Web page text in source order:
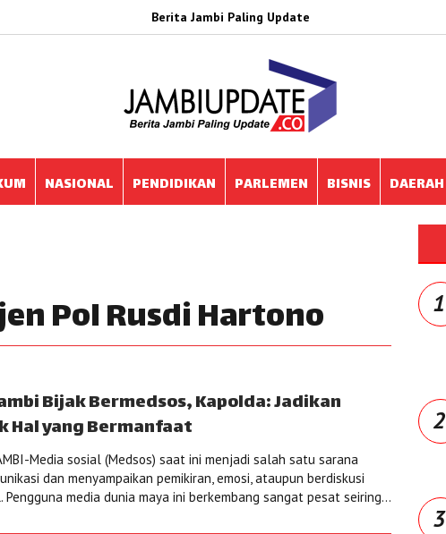
Berita Jambi Paling Update
NASIONAL PENDIDIKAN PARLEMEN BISNIS DAERAH
Pol Rusdi Hartono
Bijak Bermedsos, Kapolda: Jadikan
Hal yang Bermanfaat
Media sosial (Medsos) saat ini menjadi salah satu sarana
dan menyampaikan pemikiran, emosi, ataupun berdiskusi
media dunia maya ini berkembang sangat pesat seiring...
1
2
3